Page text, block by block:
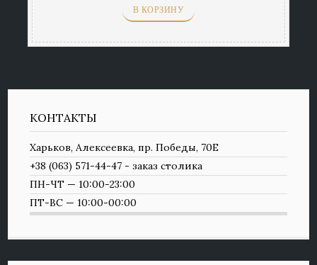
В КОРЗИНУ
КОНТАКТЫ
Харьков, Алексеевка, пр. Победы, 70Е
+38 (063) 571-44-47 - заказ столика
ПН-ЧТ — 10:00-23:00
ПТ-ВС — 10:00-00:00